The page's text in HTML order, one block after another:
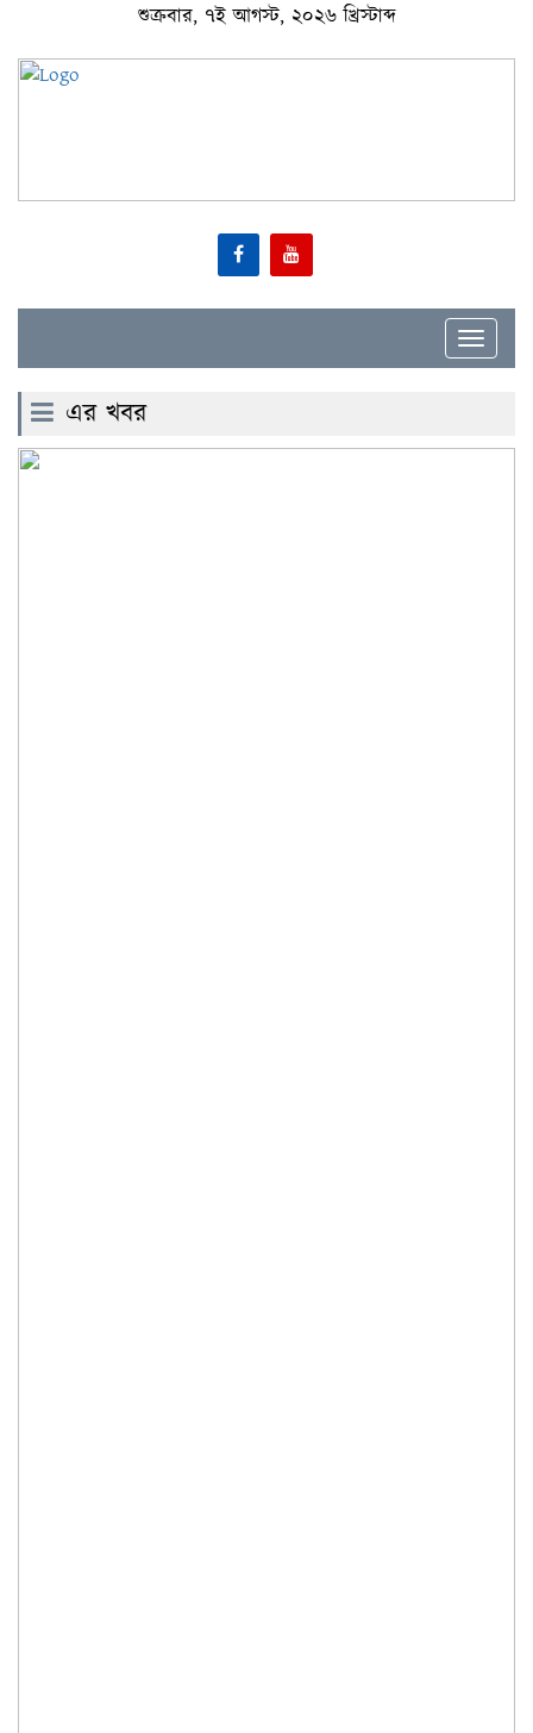
শুক্রবার, ৭ই আগস্ট, ২০২৬ খ্রিস্টাব্দ
Toggle
এর খবর